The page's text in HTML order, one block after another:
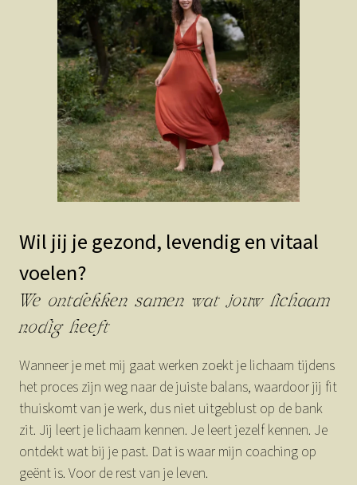
Wil jij je gezond, levendig en vitaal
voelen?
We ontdekken samen wat jouw lichaam
nodig heeft
Wanneer je met mij gaat werken zoekt je lichaam tijdens
het proces zijn weg naar de juiste balans, waardoor jij fit
thuiskomt van je werk, dus niet uitgeblust op de bank
zit. Jij leert je lichaam kennen. Je leert jezelf kennen. Je
ontdekt wat bij je past. Dat is waar mijn coaching op
geënt is. Voor de rest van je leven.